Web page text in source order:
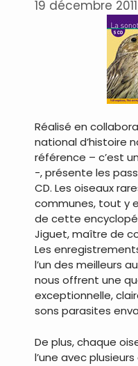
19 décembre 2011
Réalisé en
national d’histoire
référence – c’est
-, présente les
CD. Les oiseaux
communes, tout y
de cette
Jiguet, maître de
Les
l’un des meilleurs
nous offrent une
exceptionnelle,
sons parasites
De plus, chaque
l’une avec